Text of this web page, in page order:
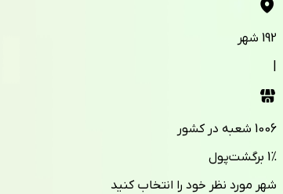
192 شهر
1006 شعبه در کشور
1% برگشت‌پول
شهر مورد نظر خود را انتخاب کنید